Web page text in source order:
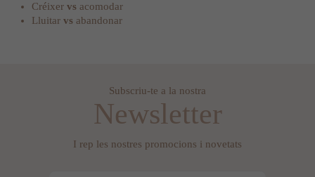
Créixer vs acomodar
Lluitar vs abandonar
Subscriu-te a la nostra
Newsletter
I rep les nostres promocions i novetats